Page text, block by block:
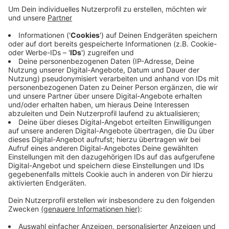
Demnach verschieben sich die Asphaltarbeiten im
ersten Bauabschnitt durch das regnerische und
winterliche Wetter um zwei Wochen. Damit es auf der
Baustelle trotzdem weitergeht, zieht die Baufirma
Arbeiten im zweiten Bauabschnitt vor. Hier laufen
Fräsarbeiten. Schon zu Beginn der Baustelle Anfang
Oktober gab es Probleme. Der Unterbau entsprach
nicht den Anforderungen. Jetzt verzögert sich alles
noch einmal durch das Wetter.
Anzeige